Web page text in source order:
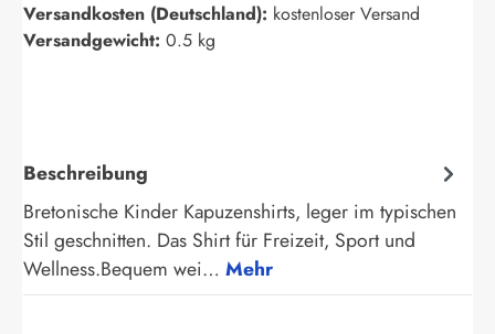
Versandkosten (Deutschland): kostenloser Versand
Versandgewicht: 0.5 kg
Beschreibung
Bretonische Kinder Kapuzenshirts, leger im typischen
Stil geschnitten. Das Shirt für Freizeit, Sport und
Wellness.Bequem wei… Mehr